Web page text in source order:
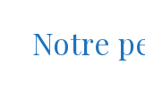
Notre